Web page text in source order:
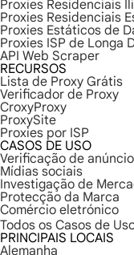
Proxies Residenciais
Proxies Residenciais
Proxies Estáticos de
Proxies ISP de Longa
API Web Scraper
RECURSOS
Lista de Proxy Grátis
Verificador de Proxy
CroxyProxy
ProxySite
Proxies por ISP
CASOS DE USO
Verificação de
Mídias sociais
Investigação de
Protecção da Marca
Comércio eletrónico
Todos os Casos de
PRINCIPAIS LOCAIS
Alemanha